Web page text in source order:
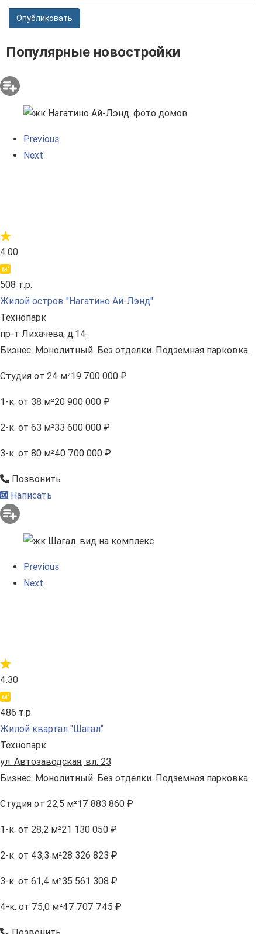
Опубликовать
Популярные новостройки
Previous
Next
4.00
508 т.р.
Жилой остров "Нагатино Ай-Лэнд"
Технопарк
пр-т Лихачева, д.14
Бизнес. Монолитный. Без отделки. Подземная парковка.
Студия от 24 м²19 700 000 ₽
1-к. от 38 м²20 900 000 ₽
2-к. от 63 м²33 600 000 ₽
3-к. от 80 м²40 700 000 ₽
Позвонить
Написать
Previous
Next
4.30
486 т.р.
Жилой квартал "Шагал"
Технопарк
ул. Автозаводская, вл. 23
Бизнес. Монолитный. Без отделки. Подземная парковка.
Студия от 22,5 м²17 883 860 ₽
1-к. от 28,2 м²21 130 050 ₽
2-к. от 43,3 м²28 326 823 ₽
3-к. от 61,4 м²35 561 308 ₽
4-к. от 75,0 м²47 707 745 ₽